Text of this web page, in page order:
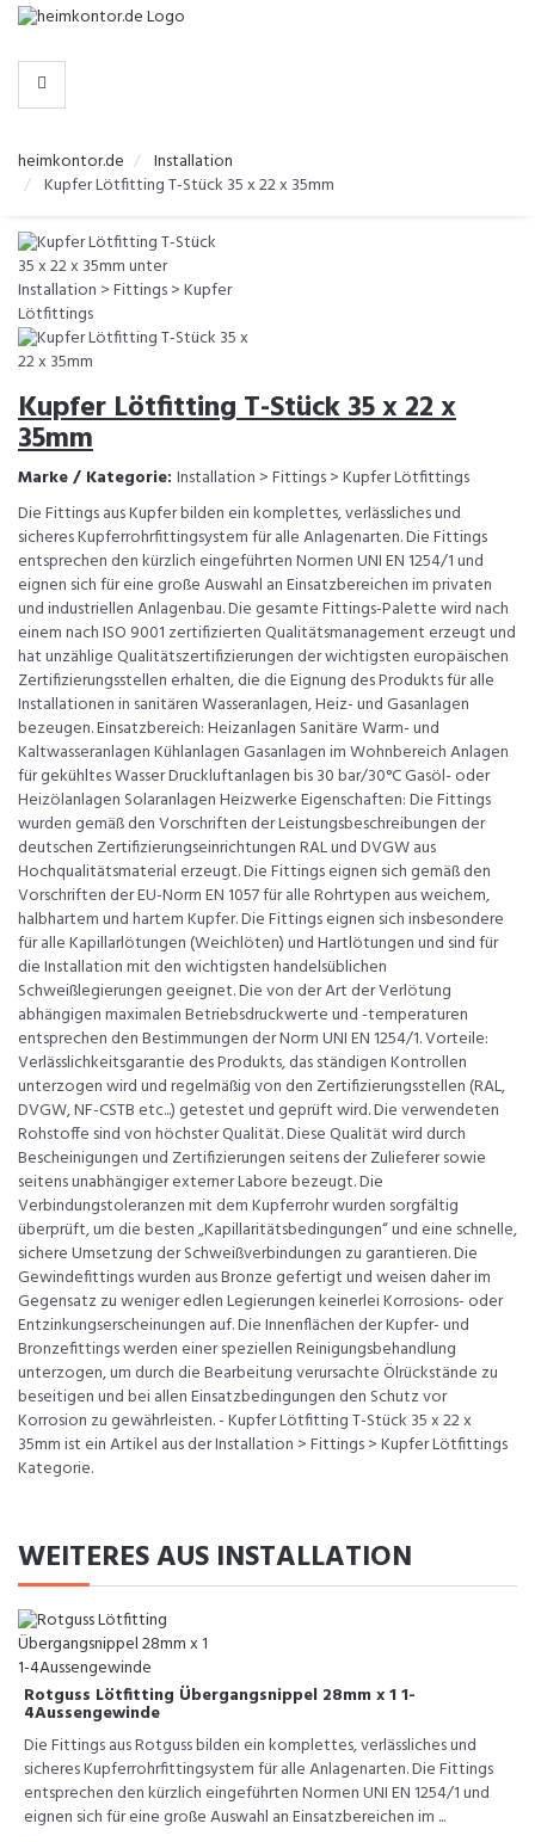
-
KATEGORIEN
heimkontor.de
Installation
Kupfer Lötfitting T-Stück 35 x 22 x 35mm
Kupfer Lötfitting T-Stück 35 x 22 x
35mm
Marke / Kategorie: Installation > Fittings > Kupfer Lötfittings
Die Fittings aus Kupfer bilden ein komplettes, verlässliches und
sicheres Kupferrohrfittingsystem für alle Anlagenarten. Die Fittings
entsprechen den kürzlich eingeführten Normen UNI EN 1254/1 und
eignen sich für eine große Auswahl an Einsatzbereichen im privaten
und industriellen Anlagenbau. Die gesamte Fittings-Palette wird nach
einem nach ISO 9001 zertifizierten Qualitätsmanagement erzeugt und
hat unzählige Qualitätszertifizierungen der wichtigsten europäischen
Zertifizierungsstellen erhalten, die die Eignung des Produkts für alle
Installationen in sanitären Wasseranlagen, Heiz- und Gasanlagen
bezeugen. Einsatzbereich: Heizanlagen Sanitäre Warm- und
Kaltwasseranlagen Kühlanlagen Gasanlagen im Wohnbereich Anlagen
für gekühltes Wasser Druckluftanlagen bis 30 bar/30°C Gasöl- oder
Heizölanlagen Solaranlagen Heizwerke Eigenschaften: Die Fittings
wurden gemäß den Vorschriften der Leistungsbeschreibungen der
deutschen Zertifizierungseinrichtungen RAL und DVGW aus
Hochqualitätsmaterial erzeugt. Die Fittings eignen sich gemäß den
Vorschriften der EU-Norm EN 1057 für alle Rohrtypen aus weichem,
halbhartem und hartem Kupfer. Die Fittings eignen sich insbesondere
für alle Kapillarlötungen (Weichlöten) und Hartlötungen und sind für
die Installation mit den wichtigsten handelsüblichen
Schweißlegierungen geeignet. Die von der Art der Verlötung
abhängigen maximalen Betriebsdruckwerte und -temperaturen
entsprechen den Bestimmungen der Norm UNI EN 1254/1. Vorteile:
Verlässlichkeitsgarantie des Produkts, das ständigen Kontrollen
unterzogen wird und regelmäßig von den Zertifizierungsstellen (RAL,
DVGW, NF-CSTB etc...) getestet und geprüft wird. Die verwendeten
Rohstoffe sind von höchster Qualität. Diese Qualität wird durch
Bescheinigungen und Zertifizierungen seitens der Zulieferer sowie
seitens unabhängiger externer Labore bezeugt. Die
Verbindungstoleranzen mit dem Kupferrohr wurden sorgfältig
überprüft, um die besten „Kapillaritätsbedingungen“ und eine schnelle,
sichere Umsetzung der Schweißverbindungen zu garantieren. Die
Gewindefittings wurden aus Bronze gefertigt und weisen daher im
Gegensatz zu weniger edlen Legierungen keinerlei Korrosions- oder
Entzinkungserscheinungen auf. Die Innenflächen der Kupfer- und
Bronzefittings werden einer speziellen Reinigungsbehandlung
unterzogen, um durch die Bearbeitung verursachte Ölrückstände zu
beseitigen und bei allen Einsatzbedingungen den Schutz vor
Korrosion zu gewährleisten. - Kupfer Lötfitting T-Stück 35 x 22 x
35mm ist ein Artikel aus der Installation > Fittings > Kupfer Lötfittings
Kategorie.
WEITERES AUS INSTALLATION
Rotguss Lötfitting Übergangsnippel 28mm x 1 1-
4Aussengewinde
Die Fittings aus Rotguss bilden ein komplettes, verlässliches und
sicheres Kupferrohrfittingsystem für alle Anlagenarten. Die Fittings
entsprechen den kürzlich eingeführten Normen UNI EN 1254/1 und
eignen sich für eine große Auswahl an Einsatzbereichen im ...